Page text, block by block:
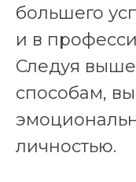
большего
и в
Следуя
способам,
личностью.